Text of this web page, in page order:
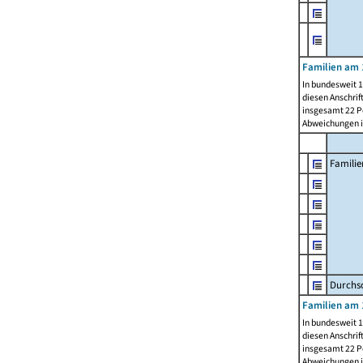
Familien am
In bundesweit
diesen
insgesamt 22
Abweichungen
Familien am
In bundesweit
diesen
insgesamt 22